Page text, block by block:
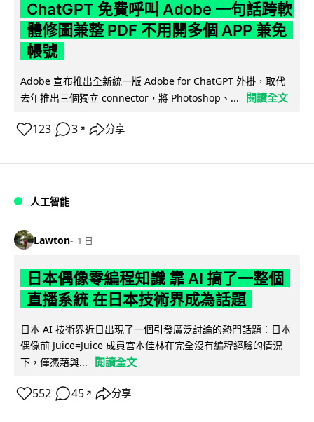
ChatGPT 免費呼叫 Adobe 一句話跨軟
體修圖兼整 PDF 不用開多個 APP 兼免
帳號
Adobe 宣布推出全新統一版 Adobe for ChatGPT 外掛，取代
去年推出三個獨立 connector，將 Photoshop、...
閱讀全文
123 3 ↗ 分享
人工智能
Lawton 1 日
日本偶像零編程知識 靠 AI 搞了一整個
直播系統 在日本技術界成為話題
日本 AI 技術界近日出現了一個引發廣泛討論的熱門話題：日本
偶像前 Juice=Juice 成員宮本佳林在完全沒有編程經驗的情況
下，僅憑藉與...
閱讀全文
552 45 ↗ 分享